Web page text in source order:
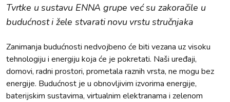
Tvrtke u sustavu ENNA grupe već su zakoračile u
budućnost i žele stvarati novu vrstu stručnjaka
Zanimanja budućnosti nedvojbeno će biti vezana uz visoku
tehnologiju i energiju koja će je pokretati. Naši uređaji,
domovi, radni prostori, prometala raznih vrsta, ne mogu bez
energije. Budućnost je u obnovljivim izvorima energije,
baterijskim sustavima, virtualnim elektranama i zelenom